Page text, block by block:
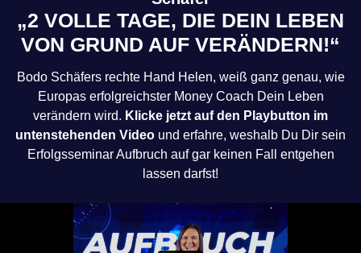
„2 VOLLE TAGE, DIE DEIN LEBEN
VON GRUND AUF VERÄNDERN!“
Bodo Schäfers rechte Hand Helen, weiß ganz genau, wie
Europas erfolgreichster Money Coach Dein Leben
verändern wird. Klicke jetzt auf den Playbutton im
untenstehenden Video und erfahre, weshalb Du Dir sein
Erfolgsseminar Aufbruch auf gar keinen Fall entgehen
lassen darfst!